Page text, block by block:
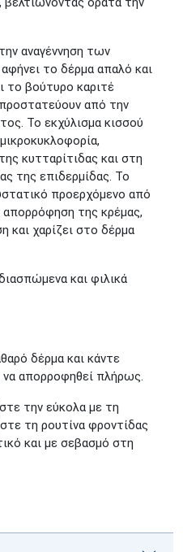
αναγέννηση των
το δέρμα απαλό και
το βούτυρο καριτέ
από την
Το εκχύλισμα κισσού
κυτταρίτιδας και στη
της επιδερμίδας. Το
προερχόμενο από
απορρόφηση της κρέμας,
και χαρίζει στο δέρμα
και φιλικά
δέρμα και κάντε
να απορροφηθεί πλήρως.
την εύκολα με τη
τη ρουτίνα φροντίδας
και με σεβασμό στη